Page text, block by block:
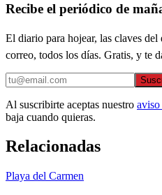
Recibe el periódico de
El diario para hojear, las claves
correo, todos los días. Gratis, y te
Al suscribirte aceptas nuestro
baja cuando quieras.
Relacionadas
Playa del Carmen